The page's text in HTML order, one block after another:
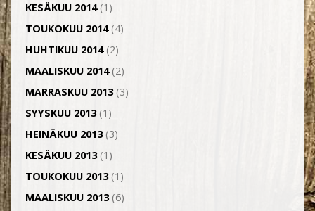
KESÄKUU 2014(1)
TOUKOKUU 2014(4)
HUHTIKUU 2014(2)
MAALISKUU 2014(2)
MARRASKUU 2013(3)
SYYSKUU 2013(1)
HEINÄKUU 2013(3)
KESÄKUU 2013(1)
TOUKOKUU 2013(1)
MAALISKUU 2013(6)